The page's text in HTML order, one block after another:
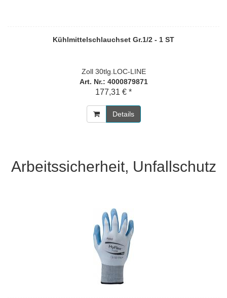
Kühlmittelschlauchset Gr.1/2 - 1 ST
Zoll 30tlg.LOC-LINE
Art. Nr.: 4000879871
177,31 € *
Details
Arbeitssicherheit, Unfallschutz